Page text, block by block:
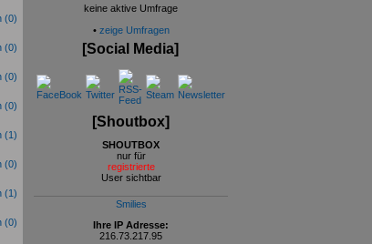
(0)
(0)
(0)
(0)
(1)
(0)
(1)
(0)
keine aktive Umfrage
• zeige Umfragen
[Social Media]
[Shoutbox]
SHOUTBOX
nur für
registrierte
User sichtbar
Smilies
Ihre IP Adresse:
216.73.217.95